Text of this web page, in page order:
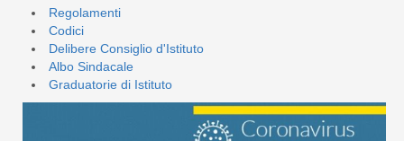
Regolamenti
Codici
Delibere Consiglio d'Istituto
Albo Sindacale
Graduatorie di Istituto